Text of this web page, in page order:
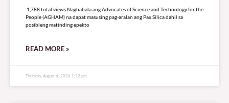
1,788 total views Nagbabala ang Advocates of Science and Technology for the
People (AGHAM) na dapat masusing pag-aralan ang Pax Silica dahil sa
posibleng matinding epekto
READ MORE »
Thursday, August 6, 2026 1:22 pm